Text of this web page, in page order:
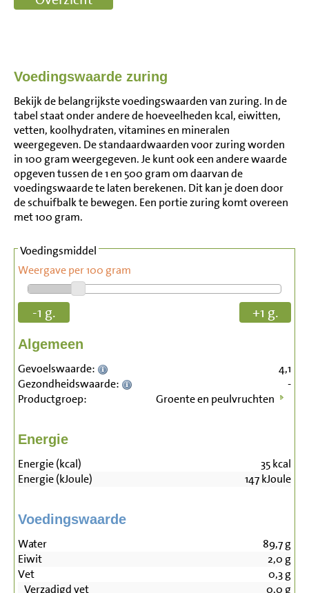
Voedingswaarde zuring
Bekijk de belangrijkste voedingswaarden van zuring. In de
tabel staat onder andere de hoeveelheden kcal, eiwitten,
vetten, koolhydraten, vitamines en mineralen
weergegeven. De standaardwaarden voor zuring worden
in 100 gram weergegeven. Je kunt ook een andere waarde
opgeven tussen de 1 en 500 gram om daarvan de
voedingswaarde te laten berekenen. Dit kan je doen door
de schuifbalk te bewegen. Een portie zuring komt overeen
met 100 gram.
Voedingsmiddel
Weergave per 100 gram
-1 g. +1 g.
Algemeen
Gevoelswaarde:
4,1
Gezondheidswaarde:
-
Productgroep:
Groente en peulvruchten
Energie
Energie (kcal) 35kcal
Energie (kJoule)
147kJoule
Voedingswaarde
Water 89,7g
Eiwit
2,0 g
Vet
0,3g
Verzadigd vet
0,0 g